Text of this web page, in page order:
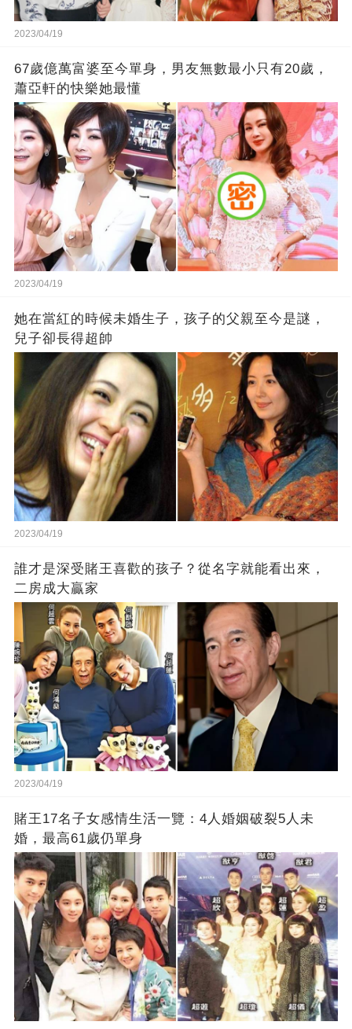
2023/04/19
67歲億萬富婆至今單身，男友無數最小只有20歲，
蕭亞軒的快樂她最懂
2023/04/19
她在當紅的時候未婚生子，孩子的父親至今是謎，
兒子卻長得超帥
2023/04/19
誰才是深受賭王喜歡的孩子？從名字就能看出來，
二房成大贏家
2023/04/19
賭王17名子女感情生活一覽：4人婚姻破裂5人未
婚，最高61歲仍單身